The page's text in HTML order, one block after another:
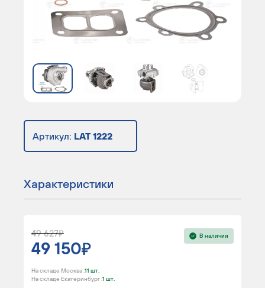
Артикул: LAT 1222
Характеристики
49 627
49 150
В наличии
На складе Москва :11 шт.
На складе Екатеринбург :1 шт.